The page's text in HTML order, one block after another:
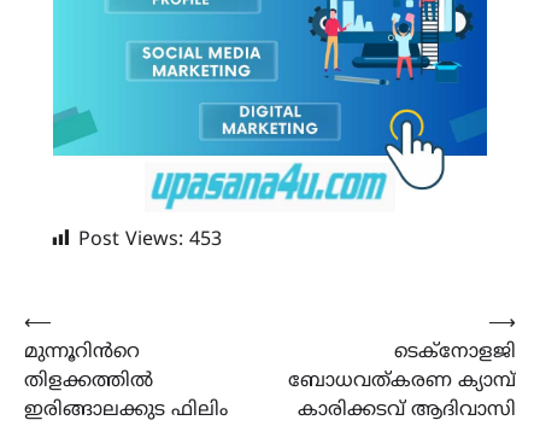
Post Views: 453
Post
navigation
⟵
മുന്നൂറിൻറെ
തിളക്കത്തിൽ
ഇരിങ്ങാലക്കുട ഫിലിം
ടെക്നോളജി
ബോധവത്കരണ ക്യാമ്പ്
കാരിക്കടവ് ആദിവാസി
⟶